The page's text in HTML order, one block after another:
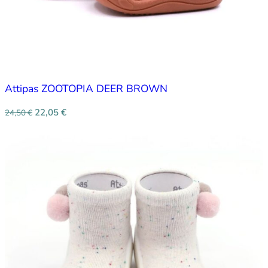
Attipas ZOOTOPIA DEER BROWN
24,50€ 22,05 €